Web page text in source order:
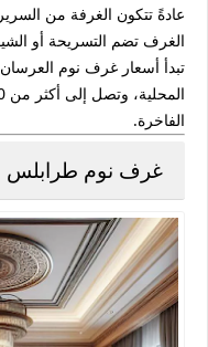
عادةً تتكون الغرفة من
الغرف تضم التسريحة أو
تبدأ أسعار غرف نوم العرسان
المحلية، وتصل إلى أكثر من
الفاخرة.
غرف نوم طرابلس